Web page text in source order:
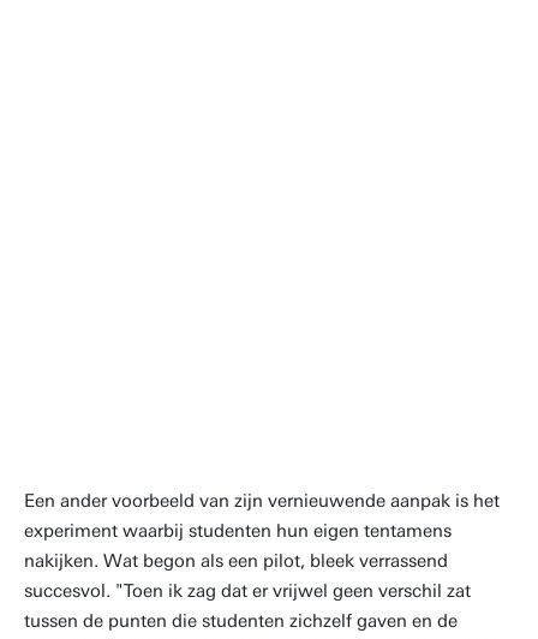
Een ander voorbeeld van zijn vernieuwende aanpak is het
experiment waarbij studenten hun eigen tentamens
nakijken. Wat begon als een pilot, bleek verrassend
succesvol. "Toen ik zag dat er vrijwel geen verschil zat
tussen de punten die studenten zichzelf gaven en de